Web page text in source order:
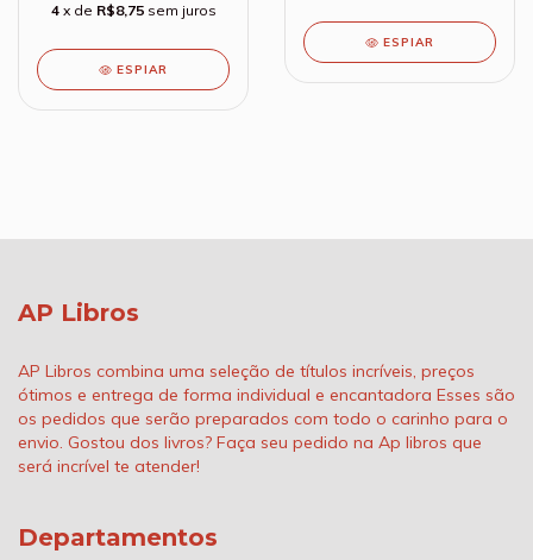
4 x de R$8,75 sem juros
ESPIAR
ESPIAR
AP Libros
AP Libros combina uma seleção de títulos incríveis, preços
ótimos e entrega de forma individual e encantadora Esses são
os pedidos que serão preparados com todo o carinho para o
envio. Gostou dos livros? Faça seu pedido na Ap libros que
será incrível te atender!
Departamentos